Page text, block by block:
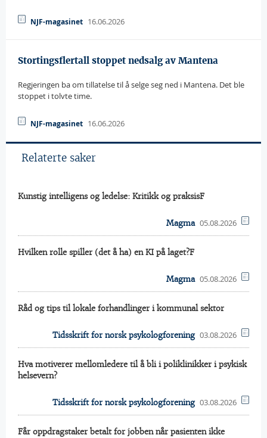
NJF-magasinet 16.06.2026
Stortingsflertall stoppet nedsalg av Mantena
Regjeringen ba om tillatelse til å selge seg ned i Mantena. Det ble
stoppet i tolvte time.
NJF-magasinet 16.06.2026
Relaterte saker
Kunstig intelligens og ledelse: Kritikk og praksisF
Magma 05.08.2026
Hvilken rolle spiller (det å ha) en KI på laget?F
Magma 05.08.2026
Råd og tips til lokale forhandlinger i kommunal sektor
Tidsskrift for norsk psykologforening 03.08.2026
Hva motiverer mellomledere til å bli i poliklinikker i psykisk
helsevern?
Tidsskrift for norsk psykologforening 03.08.2026
Får oppdragstaker betalt for jobben når pasienten ikke